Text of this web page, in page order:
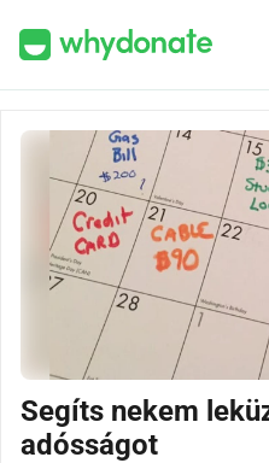
Segíts nekem
adósságot